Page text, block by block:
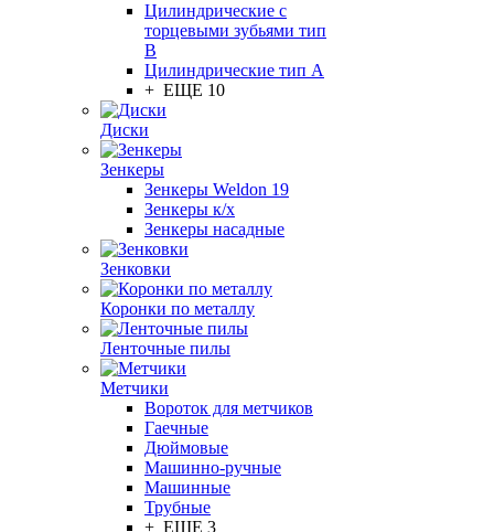
Цилиндрические с
торцевыми зубьями тип
B
Цилиндрические тип А
+ ЕЩЕ 10
Диски
Зенкеры
Зенкеры Weldon 19
Зенкеры к/х
Зенкеры насадные
Зенковки
Коронки по металлу
Ленточные пилы
Метчики
Вороток для метчиков
Гаечные
Дюймовые
Машинно-ручные
Машинные
Трубные
+ ЕЩЕ 3